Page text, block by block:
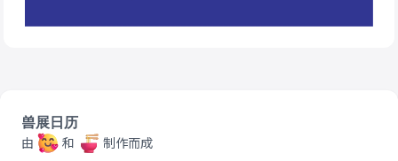
兽展日历
由 和 制作而成